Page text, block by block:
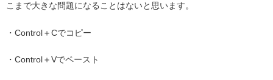
こまで大きな問題になることはないと思います。
・Control＋Cでコピー
・Control＋Vでペースト